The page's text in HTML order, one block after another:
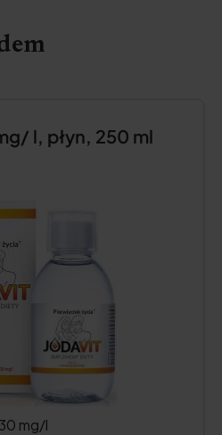
l, płyn, 250 ml
30 mg/l